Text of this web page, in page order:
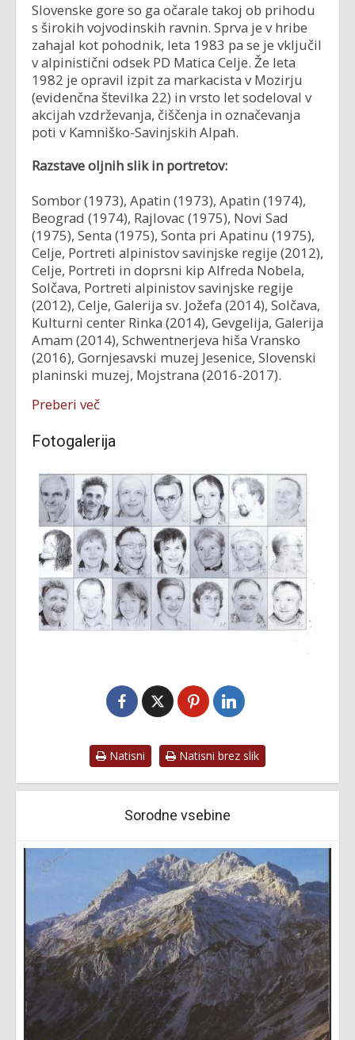
Slovenske gore so ga očarale takoj ob prihodu
s širokih vojvodinskih ravnin. Sprva je v hribe
zahajal kot pohodnik, leta 1983 pa se je vključil
v alpinistični odsek PD Matica Celje. Že leta
1982 je opravil izpit za markacista v Mozirju
(evidenčna številka 22) in vrsto let sodeloval v
akcijah vzdrževanja, čiščenja in označevanja
poti v Kamniško-Savinjskih Alpah.
Razstave oljnih slik in portretov:
Sombor (1973), Apatin (1973), Apatin (1974),
Beograd (1974), Rajlovac (1975), Novi Sad
(1975), Senta (1975), Sonta pri Apatinu (1975),
Celje, Portreti alpinistov savinjske regije (2012),
Celje, Portreti in doprsni kip Alfreda Nobela,
Solčava, Portreti alpinistov savinjske regije
(2012), Celje, Galerija sv. Jožefa (2014), Solčava,
Kulturni center Rinka (2014), Gevgelija, Galerija
Amam (2014), Schwentnerjeva hiša Vransko
(2016), Gornjesavski muzej Jesenice, Slovenski
planinski muzej, Mojstrana (2016-2017).
Preberi več
Fotogalerija
Natisni Natisni brez slik
Sorodne vsebine